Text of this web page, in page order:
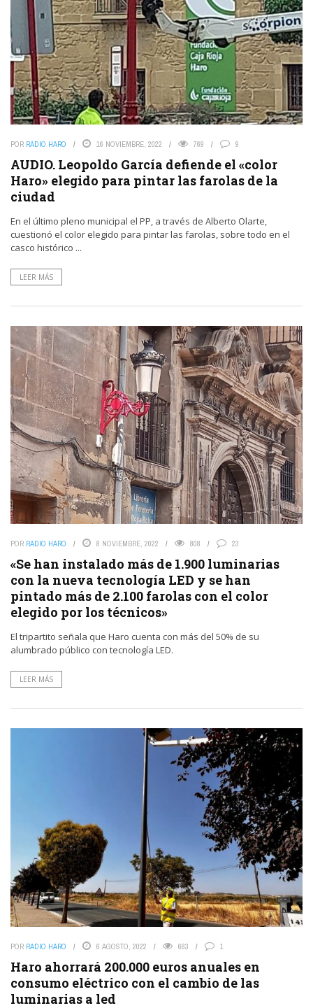
POR RADIO HARO 16 NOVIEMBRE, 2022 769 9
AUDIO. Leopoldo García defiende el «color
Haro» elegido para pintar las farolas de la
ciudad
En el último pleno municipal el PP, a través de Alberto Olarte,
cuestionó el color elegido para pintar las farolas, sobre todo en el
casco histórico ...
LEER MÁS
POR RADIO HARO 8 NOVIEMBRE, 2022 808 23
«Se han instalado más de 1.900 luminarias
con la nueva tecnología LED y se han
pintado más de 2.100 farolas con el color
elegido por los técnicos»
El tripartito señala que Haro cuenta con más del 50% de su
alumbrado público con tecnología LED.
LEER MÁS
POR RADIO HARO 6 AGOSTO, 2022 683 1
Haro ahorrará 200.000 euros anuales en
consumo eléctrico con el cambio de las
luminarias a led